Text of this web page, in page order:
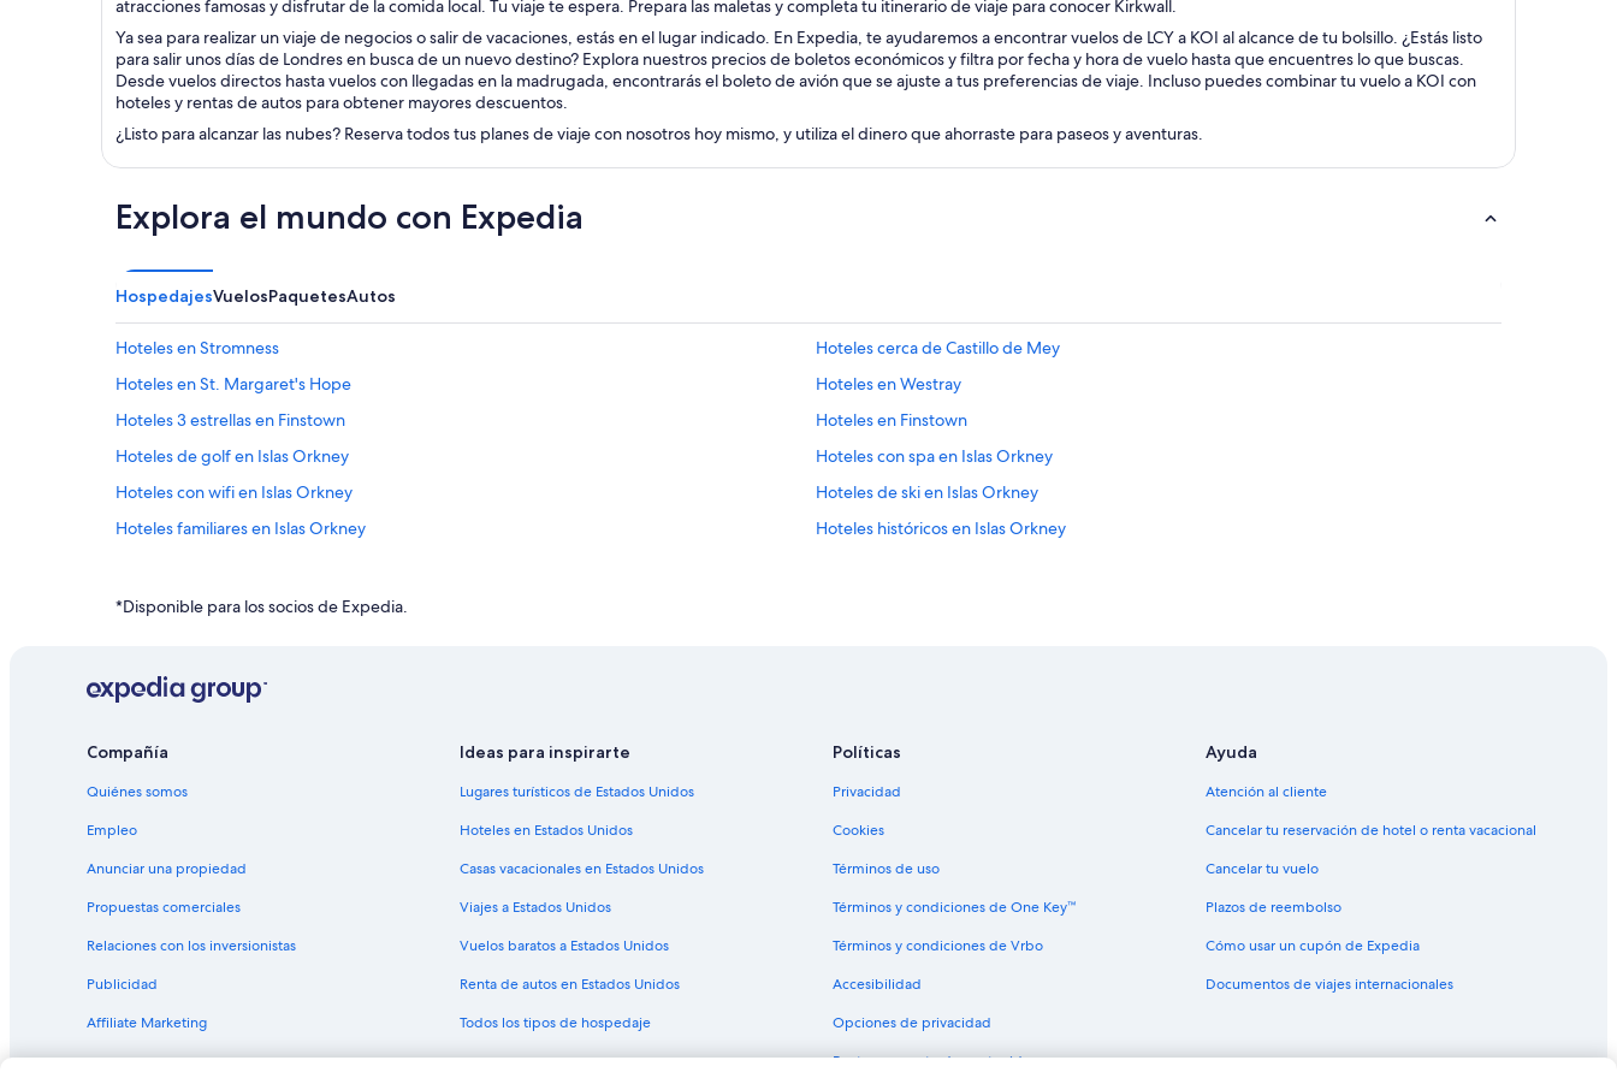
atracciones famosas y disfrutar de la comida local. Tu viaje te espera. Prepara las maletas y completa tu itinerario de viaje para conocer Kirkwall.
Ya sea para realizar un viaje de negocios o salir de vacaciones, estás en el lugar indicado. En Expedia, te ayudaremos a encontrar vuelos de LCY a KOI al alcance de tu bolsillo. ¿Estás listo
para salir unos días de Londres en busca de un nuevo destino? Explora nuestros precios de boletos económicos y filtra por fecha y hora de vuelo hasta que encuentres lo que buscas.
Desde vuelos directos hasta vuelos con llegadas en la madrugada, encontrarás el boleto de avión que se ajuste a tus preferencias de viaje. Incluso puedes combinar tu vuelo a KOI con
hoteles y rentas de autos para obtener mayores descuentos.
¿Listo para alcanzar las nubes? Reserva todos tus planes de viaje con nosotros hoy mismo, y utiliza el dinero que ahorraste para paseos y aventuras.
Explora el mundo con Expedia
HospedajesVuelosPaquetesAutos
Hoteles en Stromness
Hoteles cerca de Castillo de Mey
Hoteles en St. Margaret's Hope
Hoteles en Westray
Hoteles 3 estrellas en Finstown
Hoteles en Finstown
Hoteles de golf en Islas Orkney
Hoteles con spa en Islas Orkney
Hoteles con wifi en Islas Orkney
Hoteles de ski en Islas Orkney
Hoteles familiares en Islas Orkney
Hoteles históricos en Islas Orkney
Hoteles con restaurante en Islas Orkney
Hoteles en Isla Sanday
Hoteles en Dounby
Hoteles en Kirkwall
Hoteles 3 estrellas en Evie
*Disponible para los socios de Expedia.
Compañía
Quiénes somos
Empleo
Anunciar una propiedad
Propuestas comerciales
Relaciones con los inversionistas
Publicidad
Affiliate Marketing
Ideas para inspirarte
Lugares turísticos de Estados Unidos
Hoteles en Estados Unidos
Casas vacacionales en Estados Unidos
Viajes a Estados Unidos
Vuelos baratos a Estados Unidos
Renta de autos en Estados Unidos
Todos los tipos de hospedaje
Políticas
Privacidad
Cookies
Términos de uso
Términos y condiciones de One Key™
Términos y condiciones de Vrbo
Accesibilidad
Opciones de privacidad
Pautas y reporte de contenido
Ayuda
Atención al cliente
Cancelar tu reservación de hotel o renta vacacional
Cancelar tu vuelo
Plazos de reembolso
Cómo usar un cupón de Expedia
Documentos de viajes internacionales